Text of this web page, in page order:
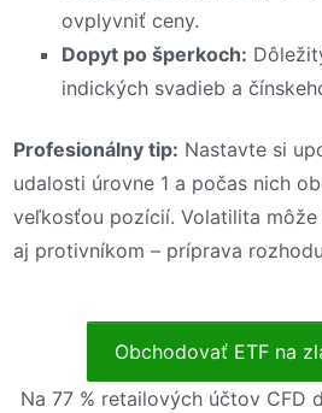
ovplyvniť ceny.
Dopyt po šperkoch:
indických svadieb a
Profesionálny tip: Nastavte si
udalosti úrovne 1 a počas nich
veľkosťou pozícií. Volatilita
aj protivníkom – príprava
Obchodovať ETF na
Na 77 % retailových účtov CFD